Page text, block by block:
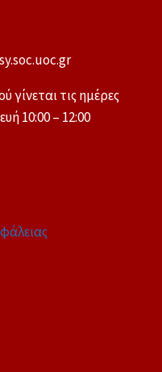
γίνεται τις ημέρες
10:00 – 12:00